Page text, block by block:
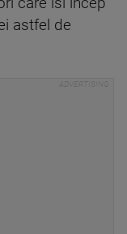
astfel de